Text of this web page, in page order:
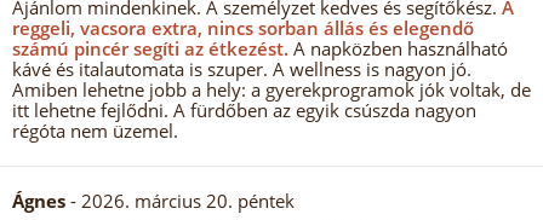
Ajánlom mindenkinek. A személyzet kedves és segítőkész. A
reggeli, vacsora extra, nincs sorban állás és elegendő
számú pincér segíti az étkezést. A napközben használható
kávé és italautomata is szuper. A wellness is nagyon jó.
Amiben lehetne jobb a hely: a gyerekprogramok jók voltak, de
itt lehetne fejlődni. A fürdőben az egyik csúszda nagyon
régóta nem üzemel.
Ágnes - 2026. március 20. péntek